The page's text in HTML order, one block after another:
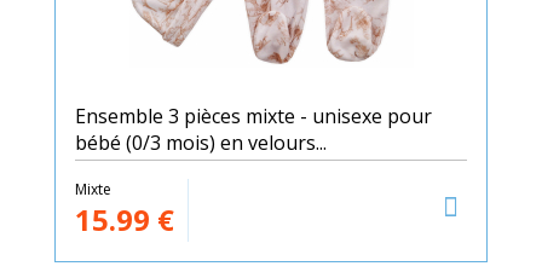
Ensemble 3 pièces mixte - unisexe pour
bébé (0/3 mois) en velours...
Mixte
15.99 €